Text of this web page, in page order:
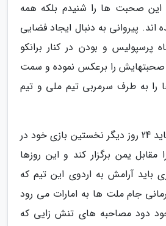
این صحبت ها را شنیدم بلکه همه
پیروانی به دنبال ایجاد فضایی
پرسپولیس و بودن در کنار برانکو
را برعکس نموده و سمت
به طرف سرمربی تیم ملی و تیم
تیم ملی فوتبال ایران باید 24 روز دیگر نخستین بازی خود در
یمن برگزار کند و این روزها
باید آرامش به اردوی این تیم که
جام ملت ها به امارات می رود
دود مصاحبه های تنش زایی که